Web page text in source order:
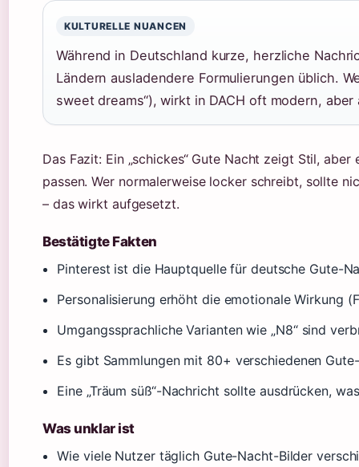
KULTURELLE NUANCEN
Während in Deutschland kurze, herzliche
Ländern ausladendere Formulierungen üblich.
sweet dreams“), wirkt in DACH oft modern,
Das Fazit: Ein „schickes“ Gute Nacht zeigt Stil,
passen. Wer normalerweise locker schreibt, sollte
– das wirkt aufgesetzt.
Bestätigte Fakten
Pinterest ist die Hauptquelle für deutsche Gute-
Personalisierung erhöht die emotionale Wirkung
Umgangssprachliche Varianten wie „N8“ sind
Es gibt Sammlungen mit 80+ verschiedenen
Eine „Träum süß“-Nachricht sollte ausdrücken,
Was unklar ist
Wie viele Nutzer täglich Gute-Nacht-Bilder